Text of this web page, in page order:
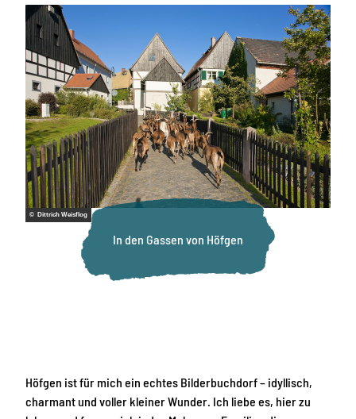
© Dittrich Weisflog
In den Gassen von Höfgen
Höfgen ist für mich ein echtes Bilderbuchdorf – idyllisch,
charmant und voller kleiner Wunder. Ich liebe es, hier zu